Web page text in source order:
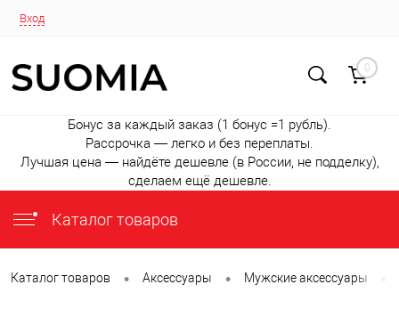
Вход
0
Бонус за каждый заказ (1 бонус =1 рубль).
Рассрочка — легко и без переплаты.
Лучшая цена — найдёте дешевле (в России, не подделку),
сделаем ещё дешевле.
Каталог товаров
Каталог товаров • Аксессуары • Мужские аксессуары